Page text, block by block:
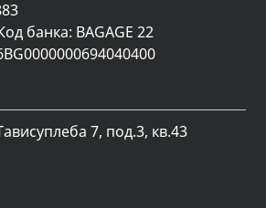
банка: BAGAGE 22
7, под.3, кв.43